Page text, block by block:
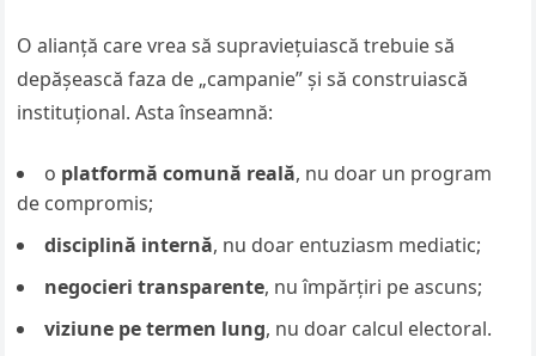
O alianță care vrea să supraviețuiască trebuie să
depășească faza de „campanie” și să construiască
instituțional. Asta înseamnă:
o platformă comună reală, nu doar un program
de compromis;
disciplină internă, nu doar entuziasm mediatic;
negocieri transparente, nu împărțiri pe ascuns;
viziune pe termen lung, nu doar calcul electoral.